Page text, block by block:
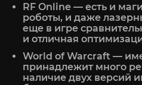
RF Online — есть и
роботы, и даже
еще в игре
и отличная
World of Warcraft —
принадлежит много
наличие двух версий